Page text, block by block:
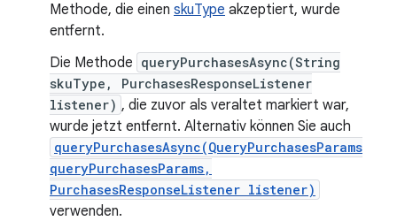
Methode, die einen skuType akzeptiert, wurde
entfernt.
Die Methode queryPurchasesAsync(String
skuType, PurchasesResponseListener
listener) , die zuvor als veraltet markiert war,
wurde jetzt entfernt. Alternativ können Sie auch
queryPurchasesAsync(QueryPurchasesParams
queryPurchasesParams,
PurchasesResponseListener listener)
verwenden.